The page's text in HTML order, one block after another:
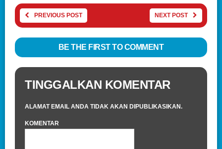
PREVIOUS POST NEXT POST
BE THE FIRST TO COMMENT
TINGGALKAN KOMENTAR
ALAMAT EMAIL ANDA TIDAK AKAN DIPUBLIKASIKAN.
KOMENTAR